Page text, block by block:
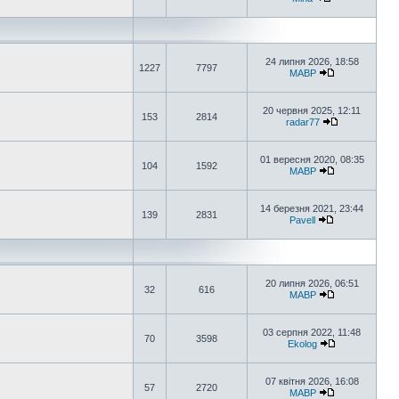
1227 7797
24 липня 2026, 18:58
MABP
153 2814
20 червня 2025, 12:11
radar77
104 1592
01 вересня 2020, 08:35
MABP
139 2831
14 березня 2021, 23:44
Pavell
32 616
20 липня 2026, 06:51
MABP
70 3598
03 серпня 2022, 11:48
Ekolog
57 2720
07 квітня 2026, 16:08
MABP